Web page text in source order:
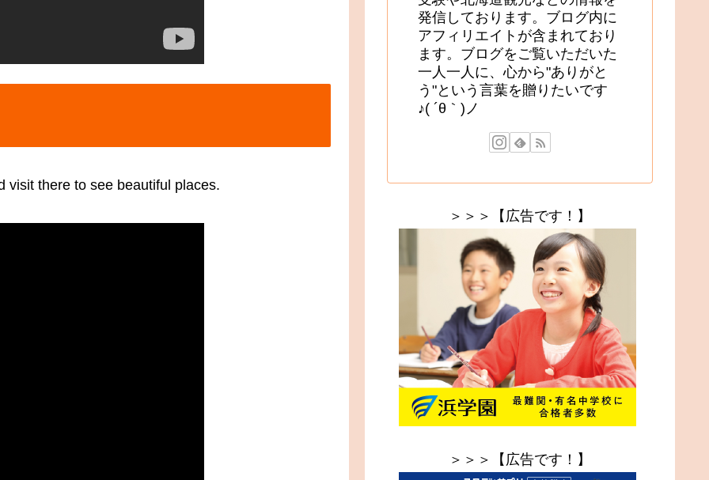
visit there to see beautiful places.
発信しております。ブログ内に
アフィリエイトが含まれており
ます。ブログをご覧いただいた
一人一人に、心から"ありがと
う"という言葉を贈りたいです
♪( ´θ｀)ノ
＞＞＞【広告です！】
＞＞＞【広告です！】